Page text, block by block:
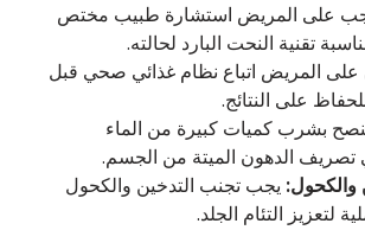
على المريض استشارة طبيب مختص
تقنية النحت البارد لحالته.
على المريض اتباع نظام غذائي صحي قبل
على النتائج.
بشرب كميات كبيرة من الماء
الدهون الميتة من الجسم.
والكحول: يجب تجنب التدخين والكحول
لتعزيز التئام الجلد.